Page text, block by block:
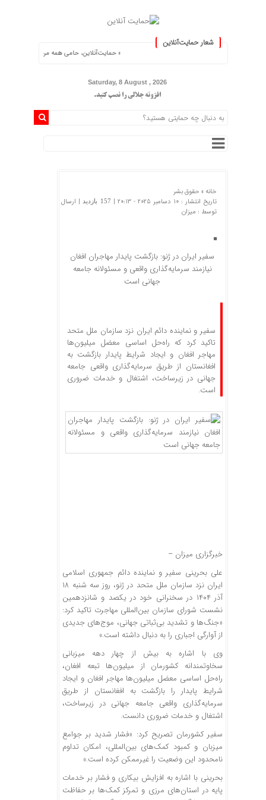
شعار حمایت‌آنلاین
« حمایت‌آنلاین، حامی همه مردم ایران »
Saturday, 8 August , 2026
افزونه جلالی را نصب کنید.
خانه » حقوق بشر
تاریخ انتشار : 10 دسامبر 2025 - 20:13 |
157 بازدید
| ارسال
توسط : میزان
سفیر ایران در ژنو: بازگشت پایدار مهاجران افغان
نیازمند سرمایه‌گذاری واقعی و مسئولانه جامعه
جهانی است
سفیر و نماینده دائم ایران نزد سازمان ملل متحد
تاکید کرد که راه‌حل اساسی معضل میلیون‌ها
مهاجر افغان و ایجاد شرایط پایدار بازگشت به
افغانستان از طریق سرمایه‌گذاری واقعی جامعه
جهانی در زیرساخت، اشتغال و خدمات ضروری
است.
خبرگزاری میزان –
علی بحرینی سفیر و نماینده دائم جمهوری اسلامی
ایران نزد سازمان ملل متحد در ژنو، روز سه شنبه ۱۸
آذر ۱۴۰۴ در سخنرانی خود در یکصد و شانزدهمین
نشست شورای سازمان بین‌المللی مهاجرت تاکید کرد:
«جنگ‌ها و تشدید بی‌ثباتی جهانی، موج‌های جدیدی
از آوارگی اجباری را به دنبال داشته است.»
وی با اشاره به بیش از چهار دهه میزبانی
سخاوتمندانه کشورمان از میلیون‌ها تبعه افغان،
راه‌حل اساسی معضل میلیون‌ها مهاجر افغان و ایجاد
شرایط پایدار را بازگشت به افغانستان از طریق
سرمایه‌گذاری واقعی جامعه جهانی در زیرساخت،
اشتغال و خدمات ضروری دانست.
سفیر کشورمان تصریح کرد: «فشار شدید بر جوامع
میزبان و کمبود کمک‌های بین‌المللی، امکان تداوم
نامحدود این وضعیت را غیرممکن کرده است.»
بحرینی با اشاره به افزایش بیکاری و فشار بر خدمات
پایه در استان‌های مرزی و تمرکز کمک‌ها بر حفاظت